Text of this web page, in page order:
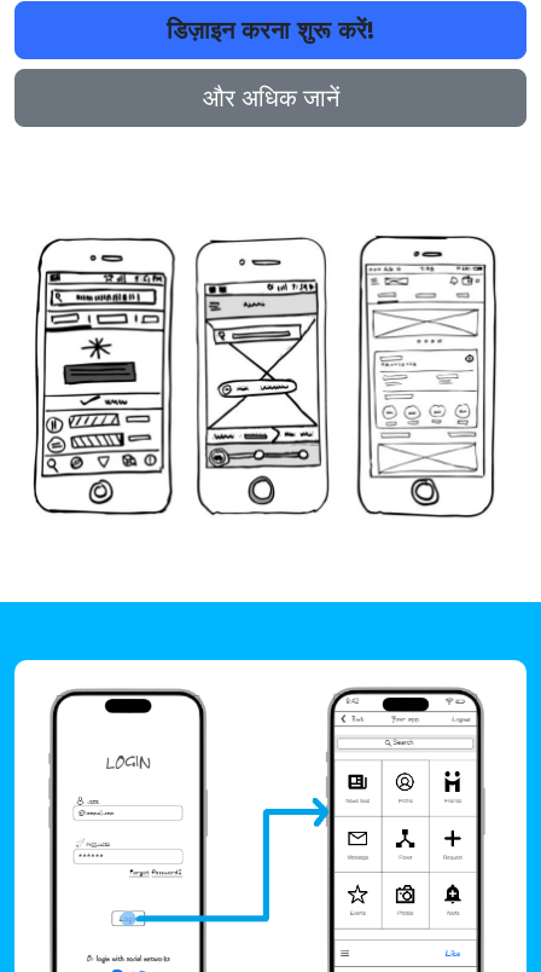
डिज़ाइन करना शुरू करें!
और अधिक जानें